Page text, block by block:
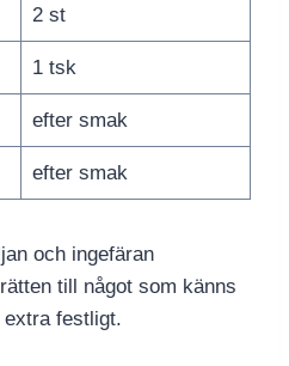
2 st
1 tsk
efter smak
efter smak
och ingefäran
till något som känns
extra festligt.